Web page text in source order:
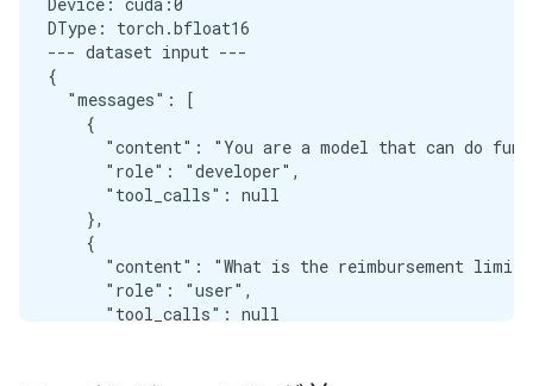
DType: torch.bfloat16
--- dataset input ---
{
  "messages": [
    {
"content": "You are a model that can do
      "role": "developer",
      "tool_calls": null
    },
    {
"content": "What is the reimbursement limit
      "role": "user",
      "tool_calls": null